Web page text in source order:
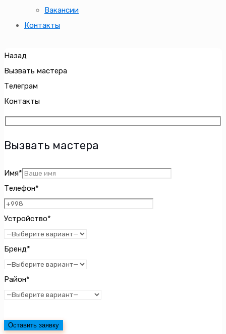
Вакансии
Контакты
Назад
Вызвать мастера
Телеграм
Контакты
Вызвать мастера
Имя*
Телефон*
Устройство*
Бренд*
Район*